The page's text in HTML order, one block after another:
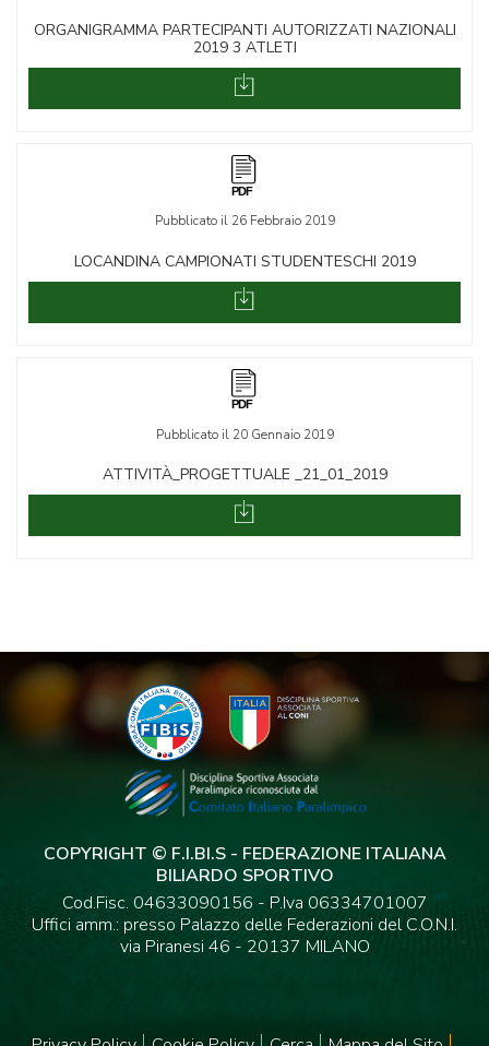
ORGANIGRAMMA PARTECIPANTI AUTORIZZATI NAZIONALI
2019 3 ATLETI
LOCANDINA CAMPIONATI STUDENTESCHI 2019
Pubblicato il 26 Febbraio 2019
ATTIVITÀ_PROGETTUALE _21_01_2019
Pubblicato il 20 Gennaio 2019
COPYRIGHT © F.I.BI.S - FEDERAZIONE ITALIANA
BILIARDO SPORTIVO
Cod.Fisc. 04633090156 - P.Iva 06334701007
Uffici amm.: presso Palazzo delle Federazioni del C.O.N.I.
via Piranesi 46 - 20137 MILANO